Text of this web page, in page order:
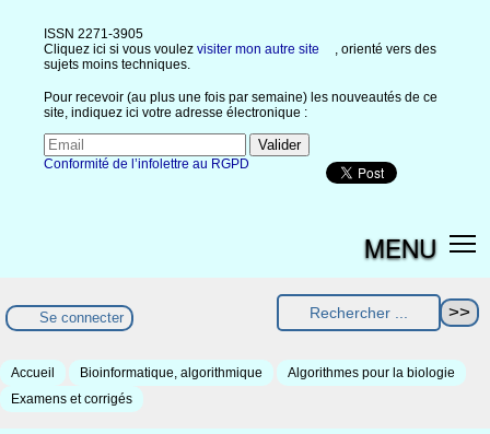
ISSN 2271-3905
Cliquez ici si vous voulez visiter mon autre site
, orienté vers des
sujets moins techniques.
Pour recevoir (au plus une fois par semaine) les nouveautés de ce
site, indiquez ici votre adresse électronique :
Conformité de l’infolettre au RGPD
MENU
Se connecter
Accueil Bioinformatique, algorithmique
Algorithmes pour la biologie
Examens et corrigés